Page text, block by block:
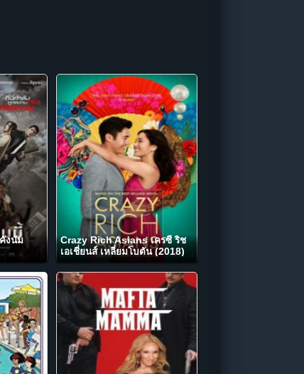
งนัม
Crazy Rich Asians เครซี่ ริช
เอเชี่ยนส์ เหลี่ยมโบตัน (2018)